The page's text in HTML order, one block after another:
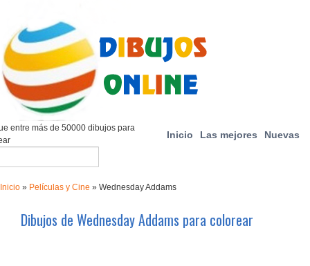
Inicio Las mejores Nuevas
entre más de 50000 dibujos para
Inicio » Películas y Cine » Wednesday Addams
Dibujos de Wednesday Addams para colorear